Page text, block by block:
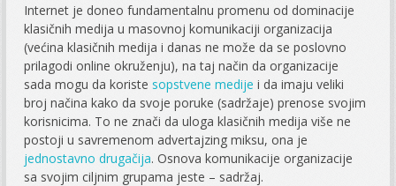
Internet je doneo fundamentalnu promenu od dominacije
klasičnih medija u masovnoj komunikaciji organizacija
(većina klasičnih medija i danas ne može da se poslovno
prilagodi online okruženju), na taj način da organizacije
sada mogu da koriste sopstvene medije i da imaju veliki
broj načina kako da svoje poruke (sadržaje) prenose svojim
korisnicima. To ne znači da uloga klasičnih medija više ne
postoji u savremenom advertajzing miksu, ona je
jednostavno drugačija. Osnova komunikacije organizacije
sa svojim ciljnim grupama jeste – sadržaj.